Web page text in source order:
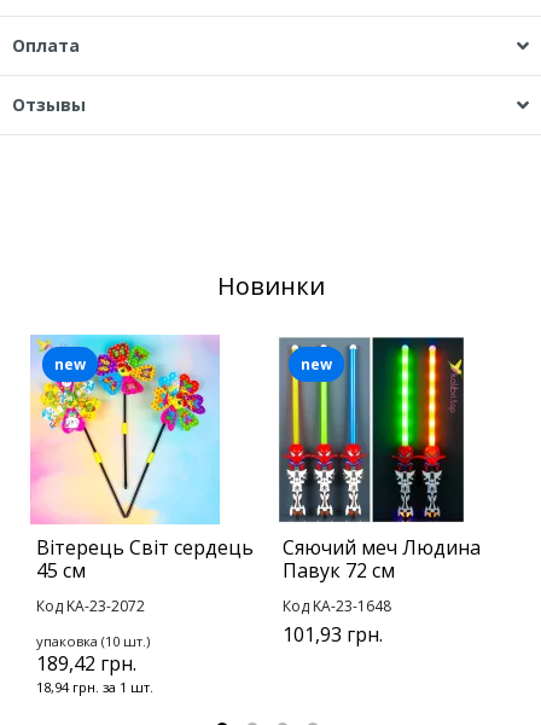
Оплата
Отзывы
Новинки
Вітерець Світ сердець
45 см
Код KA-23-2072
упаковка (10 шт.)
189,42 грн.
18,94 грн. за 1 шт.
new
Сяючий меч Людина
Павук 72 см
Код KA-23-1648
101,93 грн.
new